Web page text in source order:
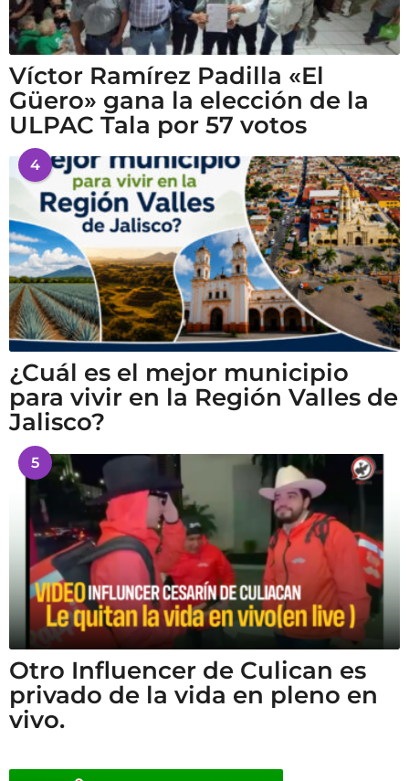
Víctor Ramírez Padilla «El
Güero» gana la elección de la
ULPAC Tala por 57 votos
4
¿Cuál es el mejor municipio
para vivir en la Región Valles de
Jalisco?
5
Otro Influencer de Culican es
privado de la vida en pleno en
vivo.